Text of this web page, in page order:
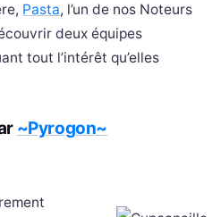
Pasta, l’un de nos Noteurs
deux équipes
tout l’intérêt qu’elles
~Pyrogon~